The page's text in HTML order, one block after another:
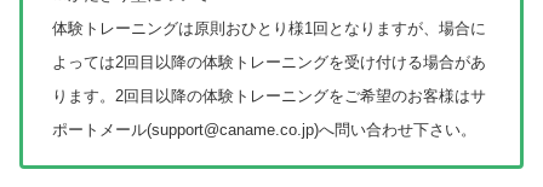
体験トレーニングは原則おひとり様1回となりますが、場合に
よっては2回目以降の体験トレーニングを受け付ける場合があ
ります。2回目以降の体験トレーニングをご希望のお客様はサ
ポートメール(support@caname.co.jp)へ問い合わせ下さい。